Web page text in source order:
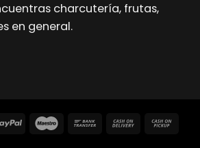
charcutería, frutas,
en general.